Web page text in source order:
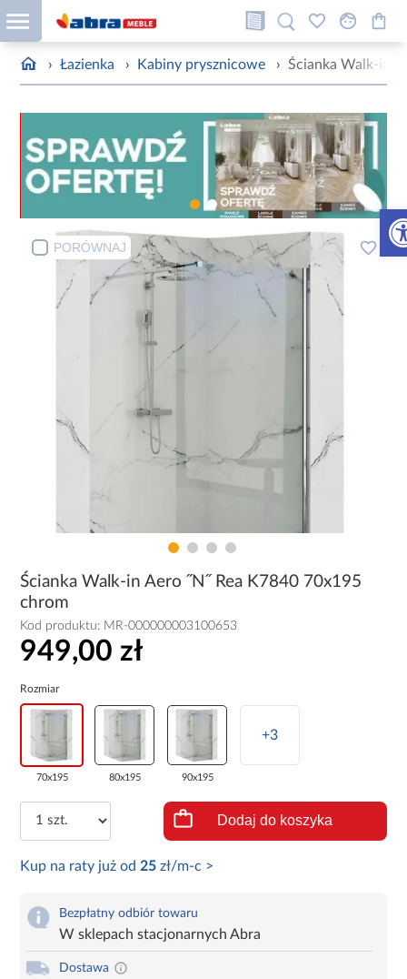
› Łazienka › Kabiny prysznicowe › Ścianka Walk-in
PORÓWNAJ
Ścianka Walk-in Aero ˝N˝ Rea K7840 70x195
chrom
Kod produktu: MR-000000003100653
949,00 zł
Rozmiar
70x195 80x195 90x195
+3
Dodaj do koszyka
Kup na raty już od 25 zł/m-c >
Bezpłatny odbiór towaru
W sklepach stacjonarnych Abra
Dostawa